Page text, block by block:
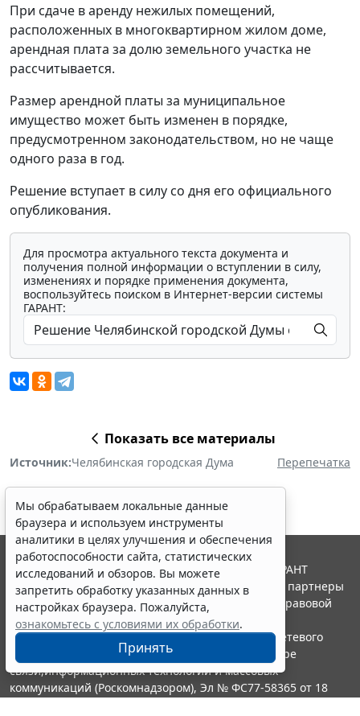
При сдаче в аренду нежилых помещений,
расположенных в многоквартирном жилом доме,
арендная плата за долю земельного участка не
рассчитывается.
Размер арендной платы за муниципальное
имущество может быть изменен в порядке,
предусмотренном законодательством, но не чаще
одного раза в год.
Решение вступает в силу со дня его официального
опубликования.
Для просмотра актуального текста документа и
получения полной информации о вступлении в силу,
изменениях и порядке применения документа,
воспользуйтесь поиском в Интернет-версии системы
ГАРАНТ:
Показать все материалы
Источник:Челябинская городская Дума Перепечатка
Мы обрабатываем локальные данные
браузера и используем инструменты
аналитики в целях улучшения и обеспечения
работоспособности сайта, статистических
исследований и обзоров. Вы можете
запретить обработку указанных данных в
настройках браузера. Пожалуйста,
ознакомьтесь с условиями их обработки.
Принять
© ООО "НПП "ГАРАНТ-СЕРВИС", 2026. Система ГАРАНТ
выпускается с 1990 года. Компания "Гарант" и ее партнеры
являются участниками Российской ассоциации правовой
информации ГАРАНТ.
Портал ГАРАНТ.РУ зарегистрирован в качестве сетевого
издания Федеральной службой по надзору в сфере
связи,информационных технологий и массовых
коммуникаций (Роскомнадзором), Эл № ФС77-58365 от 18